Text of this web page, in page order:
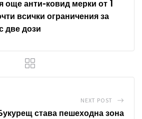
още анти-ковид мерки от 1
всички ограничения за
две дози
NEXT POST
става пешеходна зона